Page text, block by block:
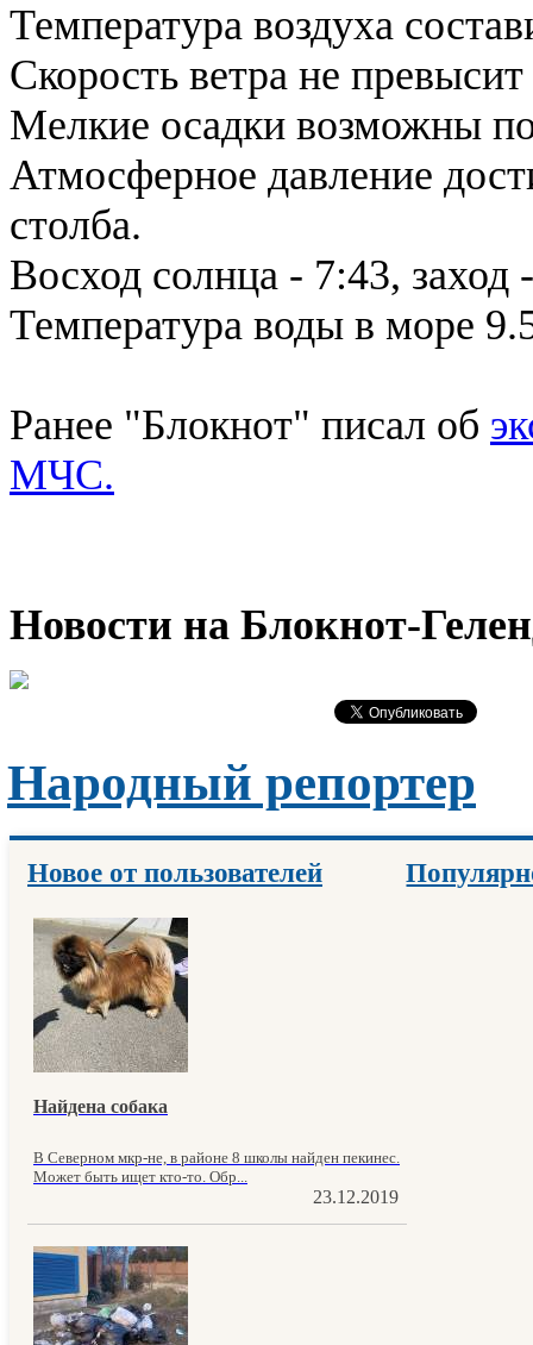
Температура воздуха
Скорость ветра не
Мелкие осадки возможны
Атмосферное давление
столба.
Восход солнца - 7:43,
Температура воды в море
Ранее "Блокнот" писал об
МЧС.
Новости на Блoкнoт-
Народный репортер
Новое от пользователей
Найдена собака
В Северном мкр-не, в районе 8 школы найден пекинес.
Может быть ищет кто-то. Обр...
23.12.2019